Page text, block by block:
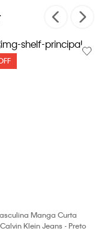
Manga Curta
Klein Jeans - Preto